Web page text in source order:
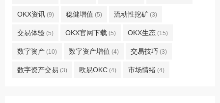
OKX资讯 (9) 稳健增值 (5) 流动性挖矿 (3)
交易体验 (5) OKX官网下载 (5) OKX生态 (15)
数字资产 (10) 数字资产增值 (4) 交易技巧 (3)
数字资产交易 (3) 欧易OKC (4) 市场情绪 (4)